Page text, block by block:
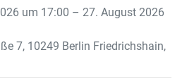
um 17:00 – 27. August 2026
7, 10249 Berlin Friedrichshain,